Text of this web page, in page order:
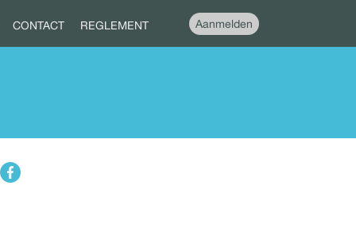
CONTACT REGLEMENT Aanmelden